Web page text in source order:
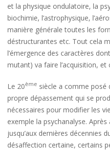
et la physique ondulatoire, la
biochimie, l’astrophysique,
manière générale toutes les
déstructurantes etc. Tout cela
l’émergence des caractères
mutant) va faire l’acquisition, et
Le 20ème siècle a comme posé
propre dépassement qui se
nécessaires pour modifier les
exemple la psychanalyse.
jusqu’aux dernières décennies
désaffection certaine, certains